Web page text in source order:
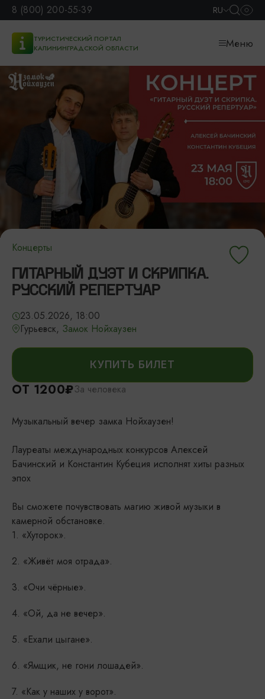
8 (800) 200-55-39 RU
ТУРИСТИЧЕСКИЙ ПОРТАЛ
КАЛИНИНГРАДСКОЙ ОБЛАСТИ
Меню
Концерты
ГИТАРНЫЙ ДУЭТ И СКРИПКА.
РУССКИЙ РЕПЕРТУАР
23.05.2026, 18:00
Гурьевск, Замок Нойхаузен
КУПИТЬ БИЛЕТ
ОТ 1200₽За человека
Музыкальный вечер замка Нойхаузен!
Лауреаты международных конкурсов Алексей
Бачинский и Константин Кубеция исполнят хиты разных
эпох
Вы сможете почувствовать магию живой музыки в
камерной обстановке.
1. «Хуторок».
2. «Живёт моя отрада».
3. «Очи чёрные».
4. «Ой, да не вечер».
5. «Ехали цыгане».
6. «Ямщик, не гони лошадей».
7. «Как у наших у ворот».